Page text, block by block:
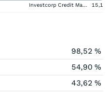
Investcorp Credit Management BDC 15,1
98,52 %
54,90 %
43,62 %